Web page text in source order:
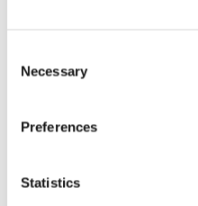
Selection
Necessary
Preferences
Statistics
обидно, особенно
дегустацию вин, кекс-
джазовым привкусом,